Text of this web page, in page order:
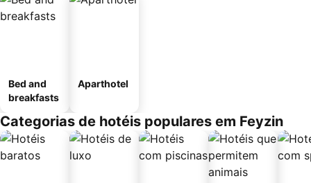
Bed and
breakfasts
Aparthotel
Categorias de hotéis populares em Feyzin